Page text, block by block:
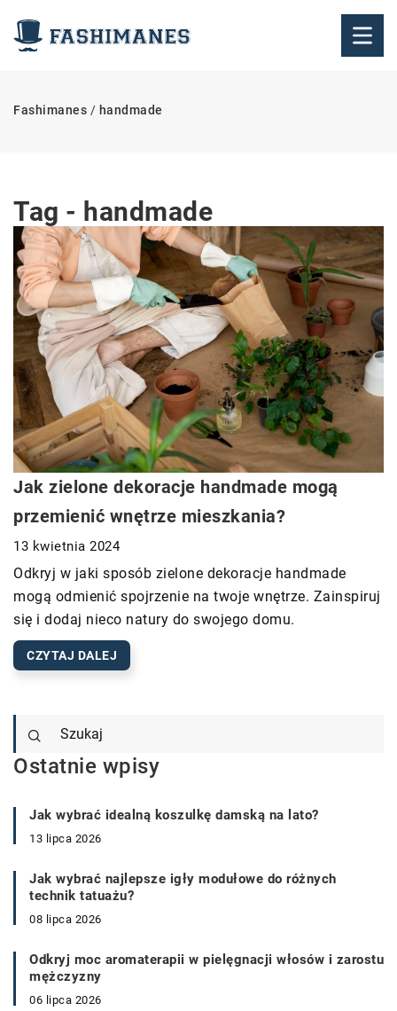
Fashimanes / handmade
Tag - handmade
Jak zielone dekoracje handmade mogą
przemienić wnętrze mieszkania?
13 kwietnia 2024
Odkryj w jaki sposób zielone dekoracje handmade
mogą odmienić spojrzenie na twoje wnętrze. Zainspiruj
się i dodaj nieco natury do swojego domu.
CZYTAJ DALEJ
Ostatnie wpisy
Jak wybrać idealną koszulkę damską na lato?
13 lipca 2026
Jak wybrać najlepsze igły modułowe do różnych
technik tatuażu?
08 lipca 2026
Odkryj moc aromaterapii w pielęgnacji włosów i zarostu
mężczyzny
06 lipca 2026